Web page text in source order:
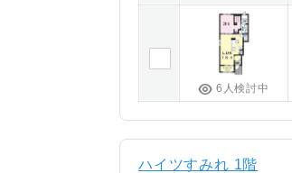
6人検討中
ハイツすみれ 1階